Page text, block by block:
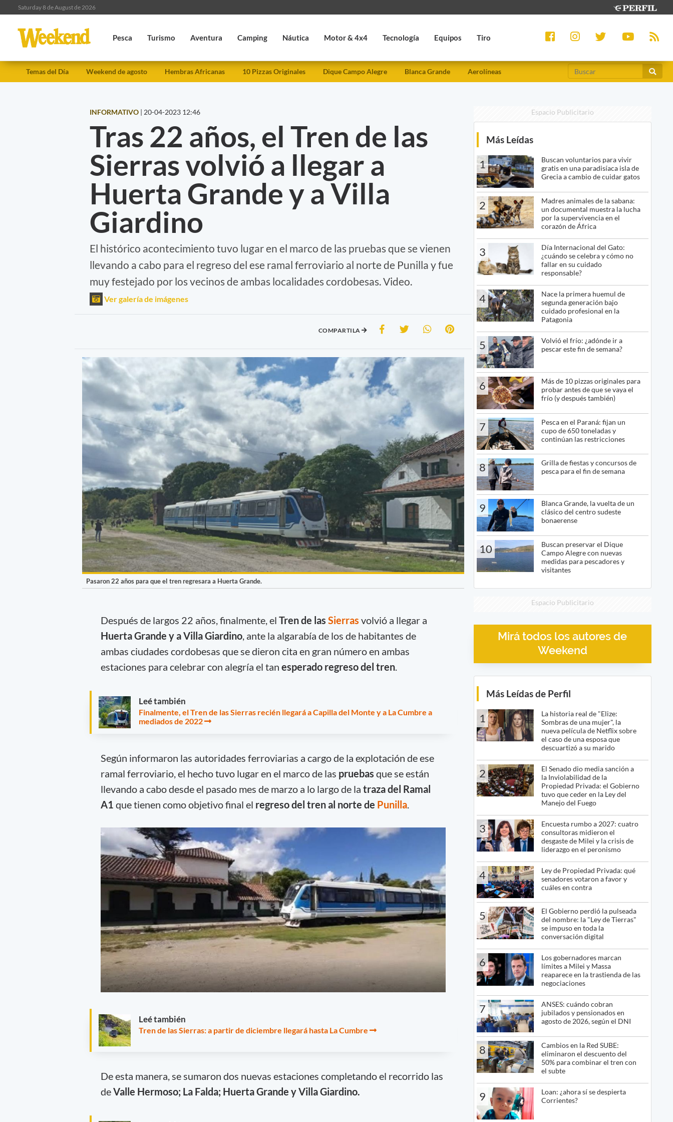
Saturday 8 de August de 2026
Pesca Turismo Aventura Camping Náutica Motor & 4x4 Tecnología Equipos Tiro
Temas del Día Weekend de agosto Hembras Africanas 10 Pizzas Originales Dique Campo Alegre Blanca Grande Aerolíneas
INFORMATIVO | 20-04-2023 12:46
Tras 22 años, el Tren de las
Sierras volvió a llegar a
Huerta Grande y a Villa
Giardino
El histórico acontecimiento tuvo lugar en el marco de las pruebas que se vienen
llevando a cabo para el regreso del ese ramal ferroviario al norte de Punilla y fue
muy festejado por los vecinos de ambas localidades cordobesas. Video.
Ver galería de imágenes
COMPARTILA
Pasaron 22 años para que el tren regresara a Huerta Grande.
Después de largos 22 años, finalmente, el Tren de las Sierras volvió a llegar a
Huerta Grande y a Villa Giardino, ante la algarabía de los de habitantes de
ambas ciudades cordobesas que se dieron cita en gran número en ambas
estaciones para celebrar con alegría el tan esperado regreso del tren.
Leé también
Finalmente, el Tren de las Sierras recién llegará a Capilla del Monte y a La Cumbre a
mediados de 2022
Según informaron las autoridades ferroviarias a cargo de la explotación de ese
ramal ferroviario, el hecho tuvo lugar en el marco de las pruebas que se están
llevando a cabo desde el pasado mes de marzo a lo largo de la traza del Ramal
A1 que tienen como objetivo final el regreso del tren al norte de Punilla.
Leé también
Tren de las Sierras: a partir de diciembre llegará hasta La Cumbre
De esta manera, se sumaron dos nuevas estaciones completando el recorrido las
deValle Hermoso; La Falda; Huerta Grande y Villa Giardino.
Espacio Publicitario
Más Leídas
1
Buscan voluntarios para vivir
gratis en una paradisíaca isla de
Grecia a cambio de cuidar gatos
2
Madres animales de la sabana:
un documental muestra la lucha
por la supervivencia en el
corazón de África
3
Día Internacional del Gato:
¿cuándo se celebra y cómo no
fallar en su cuidado
responsable?
4
Nace la primera huemul de
segunda generación bajo
cuidado profesional en la
Patagonia
5
Volvió el frío: ¿adónde ir a
pescar este fin de semana?
6
Más de 10 pizzas originales para
probar antes de que se vaya el
frío (y después también)
7
Pesca en el Paraná: fijan un
cupo de 650 toneladas y
continúan las restricciones
8
Grilla de fiestas y concursos de
pesca para el fin de semana
9
Blanca Grande, la vuelta de un
clásico del centro sudeste
bonaerense
10
Buscan preservar el Dique
Campo Alegre con nuevas
medidas para pescadores y
visitantes
Espacio Publicitario
Mirá todos los autores de
Weekend
Más Leídas de Perfil
1
La historia real de "Elize:
Sombras de una mujer", la
nueva película de Netflix sobre
el caso de una esposa que
descuartizó a su marido
2
El Senado dio media sanción a
la Inviolabilidad de la
Propiedad Privada: el Gobierno
tuvo que ceder en la Ley del
Manejo del Fuego
3
Encuesta rumbo a 2027: cuatro
consultoras midieron el
desgaste de Milei y la crisis de
liderazgo en el peronismo
4
Ley de Propiedad Privada: qué
senadores votaron a favor y
cuáles en contra
5
El Gobierno perdió la pulseada
del nombre: la "Ley de Tierras"
se impuso en toda la
conversación digital
6
Los gobernadores marcan
límites a Milei y Massa
reaparece en la trastienda de las
negociaciones
7
ANSES: cuándo cobran
jubilados y pensionados en
agosto de 2026, según el DNI
8
Cambios en la Red SUBE:
eliminaron el descuento del
50% para combinar el tren con
el subte
9
Loan: ¿ahora sí se despierta
Corrientes?